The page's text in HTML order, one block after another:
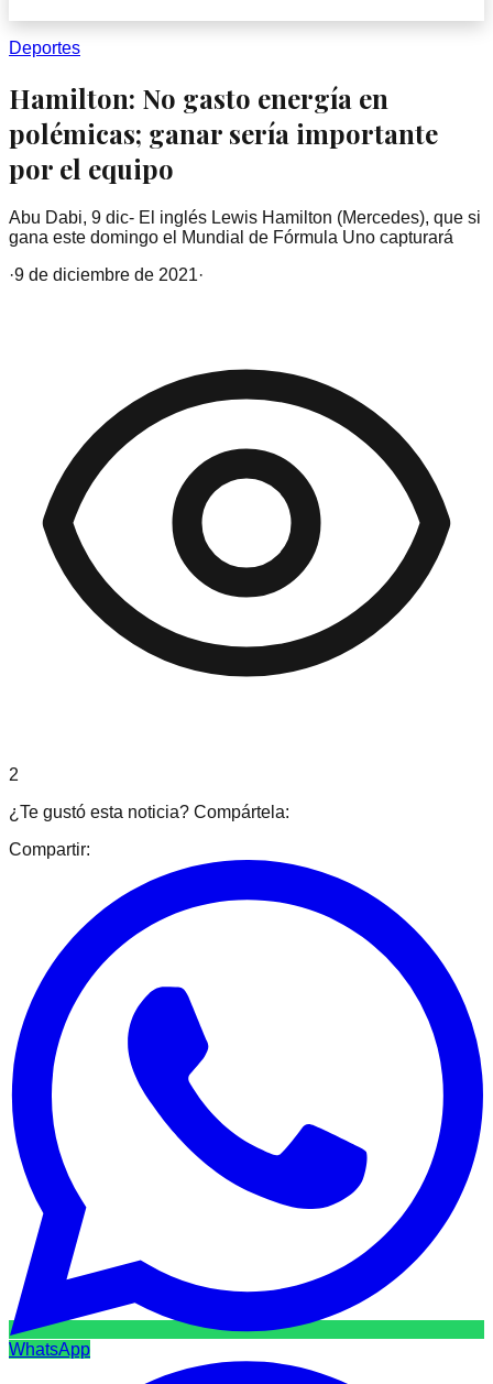
Deportes
Hamilton: No gasto energía en
polémicas; ganar sería importante
por el equipo
Abu Dabi, 9 dic- El inglés Lewis Hamilton (Mercedes), que si
gana este domingo el Mundial de Fórmula Uno capturará
·9 de diciembre de 2021·
2
¿Te gustó esta noticia? Compártela:
Compartir:
WhatsApp